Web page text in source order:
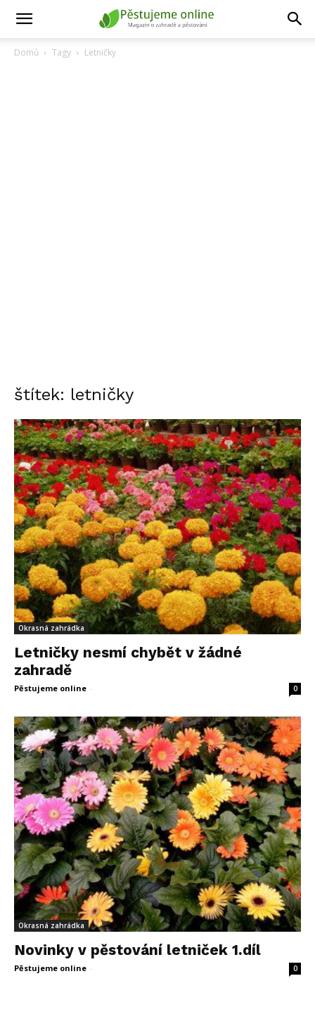
Domů Tagy Letničky
štítek: letničky
Okrasná zahrádka
Letničky nesmí chybět v žádné
zahradě
Pěstujeme online - 0
Okrasná zahrádka
Novinky v pěstování letniček 1.díl
Pěstujeme online - 0